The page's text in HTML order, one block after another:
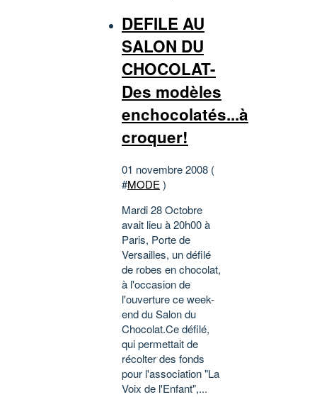
DEFILE AU
SALON DU
CHOCOLAT-
Des modèles
enchocolatés...à
croquer!
01 novembre 2008 (
#MODE )
Mardi 28 Octobre
avait lieu à 20h00 à
Paris, Porte de
Versailles, un défilé
de robes en chocolat,
à l'occasion de
l'ouverture ce week-
end du Salon du
Chocolat.Ce défilé,
qui permettait de
récolter des fonds
pour l'association "La
Voix de l'Enfant",...